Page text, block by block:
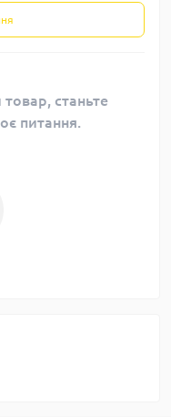
станьте
питання.